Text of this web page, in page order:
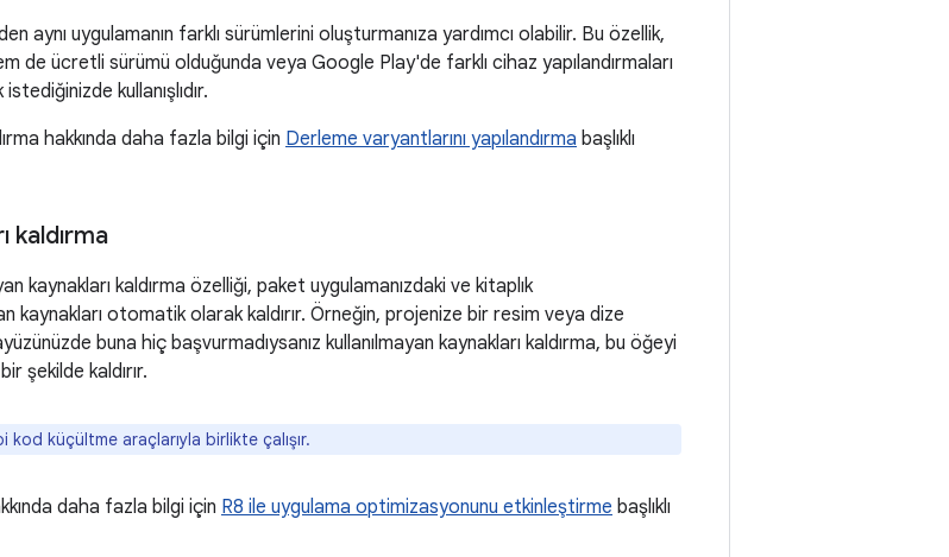
aynı uygulamanın farklı sürümlerini oluşturmanıza yardımcı olabilir. Bu özellik,
de ücretli sürümü olduğunda veya Google Play'de farklı cihaz yapılandırmaları
kullanışlıdır.
hakkında daha fazla bilgi için Derleme varyantlarını yapılandırma başlıklı
kaldırma
kaynakları kaldırma özelliği, paket uygulamanızdaki ve kitaplık
kaynakları otomatik olarak kaldırır. Örneğin, projenize bir resim veya dize
buna hiç başvurmadıysanız kullanılmayan kaynakları kaldırma, bu öğeyi
şekilde kaldırır.
kod küçültme araçlarıyla birlikte çalışır.
daha fazla bilgi için R8 ile uygulama optimizasyonunu etkinleştirme başlıklı